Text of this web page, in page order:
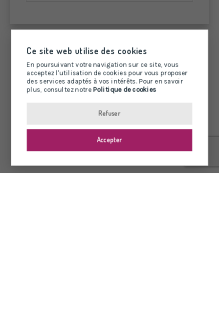
Ce site web utilise des cookies
En poursuivant votre navigation sur ce site, vous
acceptez l'utilisation de cookies pour vous proposer
des services adaptés à vos intérêts. Pour en savoir
plus, consultez notrePolitique de cookies
Refuser
Accepter